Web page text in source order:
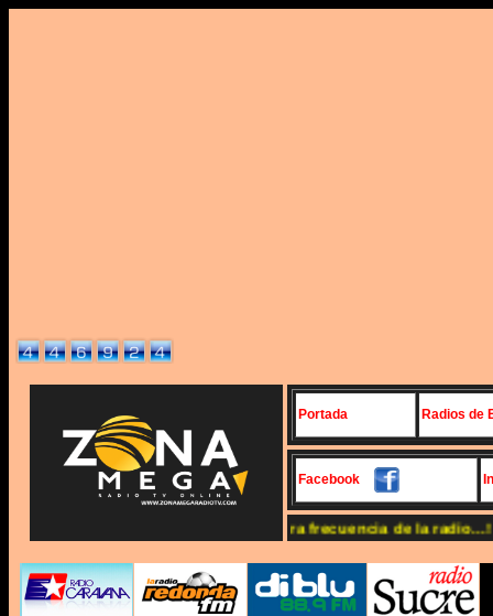
Portada Radios de
Facebook
Somos la 3ra frecuencia de la radio...!